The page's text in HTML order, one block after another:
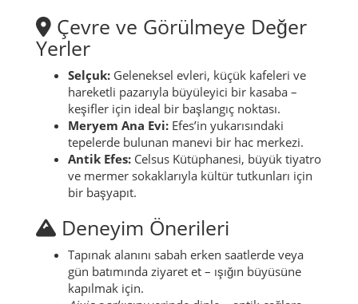
Çevre ve Görülmeye Değer
Yerler
Selçuk: Geleneksel evleri, küçük kafeleri ve
hareketli pazarıyla büyüleyici bir kasaba –
keşifler için ideal bir başlangıç noktası.
Meryem Ana Evi: Efes’in yukarısındaki
tepelerde bulunan manevi bir hac merkezi.
Antik Efes: Celsus Kütüphanesi, büyük tiyatro
ve mermer sokaklarıyla kültür tutkunları için
bir başyapıt.
Deneyim Önerileri
Tapınak alanını sabah erken saatlerde veya
gün batımında ziyaret et – ışığın büyüsüne
kapılmak için.